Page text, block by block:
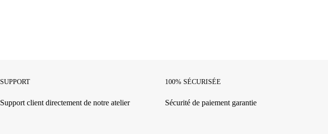
SUPPORT
Support client directement de notre atelier
100% SÉCURISÉE
Sécurité de paiement garantie